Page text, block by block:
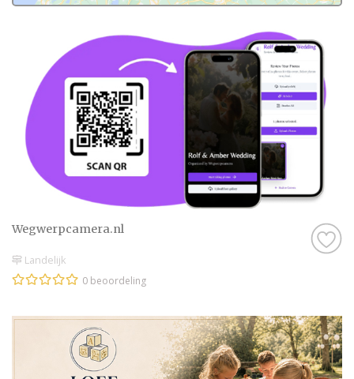
onze website een beoordeling van echte
bruidsparen staan. Indien deze al
beoordeeld is, natuurlijk. Soms vind je
namelijk ook nieuwe professionals op onze
website, en dan is het misschien wel aan
jullie om de eerste beoordeling te schrijven!
Hoe dan ook, je kunt er zeker van zijn dat je
een geweldige ervaring krijgt met de
Diversen in Wierden op onze website. Het
zijn stuk voor stuk professionals die als
missie hebben om jullie een onvergetelijke
dag te bezorgen.
Wierden
Zijn jullie er nog niet helemaal aan toe om
Wegwerpcamera.nl
Landelijk
0 beoordeling